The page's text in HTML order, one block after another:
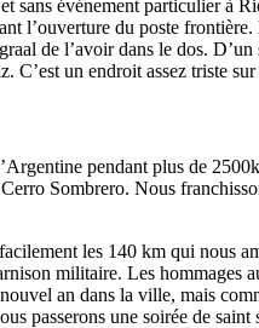
sans événement particulier à
l’ouverture du poste
de l’avoir dans le dos.
C’est un endroit assez triste
pendant plus de
Sombrero. Nous
les 140 km qui nous
militaire. Les hommages
an dans la ville, mais
passerons une soirée de